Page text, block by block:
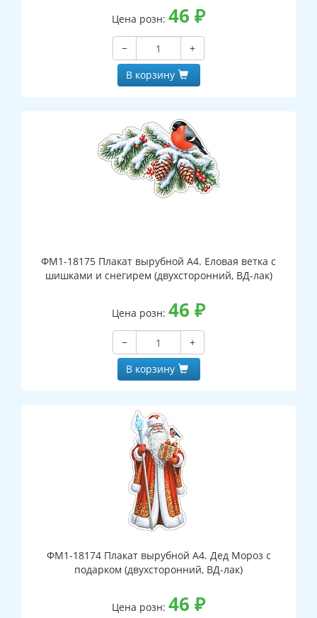
Цена розн: 46 ₽
−
+
В корзину
ФМ1-18175 Плакат вырубной А4. Еловая ветка с
шишками и снегирем (двухсторонний, ВД-лак)
Цена розн: 46 ₽
−
+
В корзину
ФМ1-18174 Плакат вырубной А4. Дед Мороз с
подарком (двухсторонний, ВД-лак)
Цена розн: 46 ₽